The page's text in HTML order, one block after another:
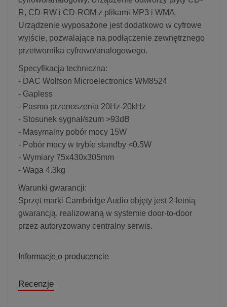
R, CD-RW i CD-ROM z plikami MP3 i WMA.
Urządzenie wyposażone jest dodatkowo w cyfrowe
wyjście, pozwalające na podłączenie zewnętrznego
przetwornika cyfrowo/analogowego.
Specyfikacja techniczna:
- DAC Wolfson Microelectronics WM8524
- Gapless
- Pasmo przenoszenia 20Hz-20kHz
- Stosunek sygnał/szum >93dB
- Masymalny pobór mocy 15W
- Pobór mocy w trybie standby <0.5W
- Wymiary 75x430x305mm
- Waga 4.3kg
Warunki gwarancji:
Sprzęt marki Cambridge Audio objęty jest 2-letnią
gwarancją, realizowaną w systemie door-to-door
przez autoryzowany centralny serwis.
Informacje o producencie
Recenzje